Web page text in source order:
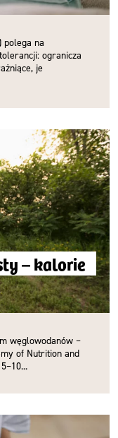
polega na
ogranicza
je
– kalorie
węglowodanów –
of Nutrition and